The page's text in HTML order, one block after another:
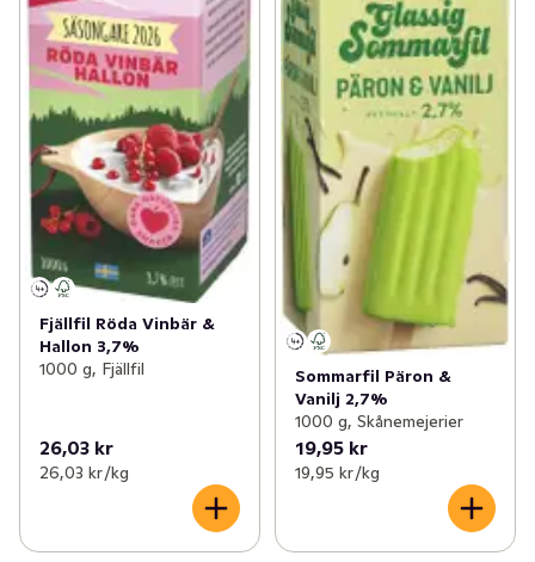
Fjällfil Röda Vinbär &
Hallon 3,7%
1000 g, Fjällfil
26,03 kr
26,03 kr /kg
Sommarfil Päron &
Vanilj 2,7%
1000 g, Skånemejerier
19,95 kr
19,95 kr /kg